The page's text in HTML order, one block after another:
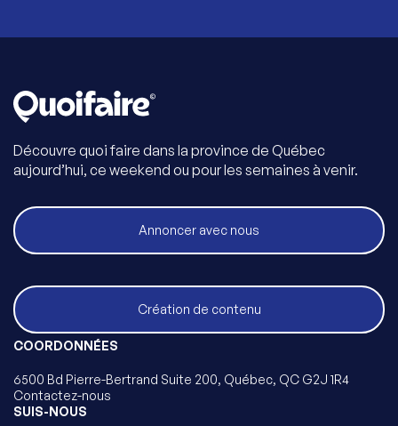
Découvre quoi faire dans la province de Québec
aujourd’hui, ce weekend ou pour les semaines à venir.
Annoncer avec nous
Création de contenu
COORDONNÉES
6500 Bd Pierre-Bertrand Suite 200, Québec, QC G2J 1R4
Contactez-nous
SUIS-NOUS